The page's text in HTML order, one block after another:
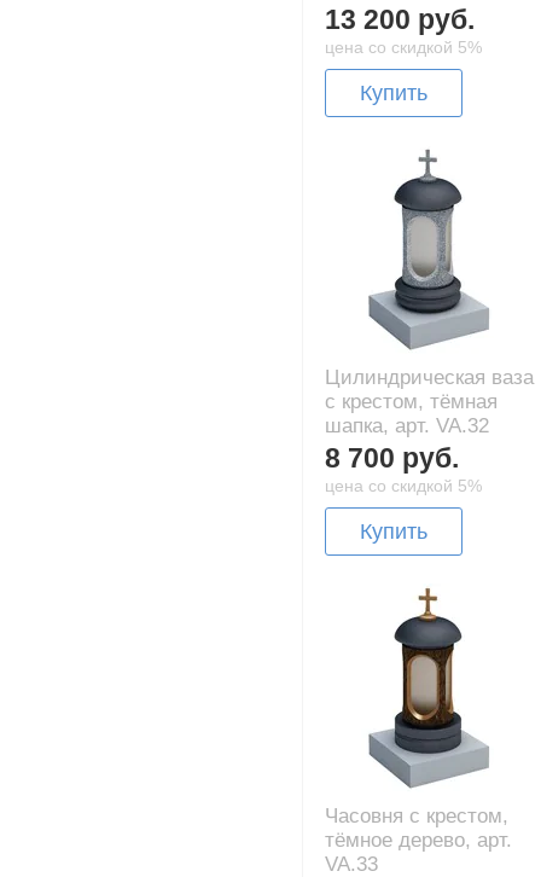
13 200 руб.
цена со скидкой 5%
Купить
Цилиндрическая ваза
с крестом, тёмная
шапка, арт. VA.32
8 700 руб.
цена со скидкой 5%
Купить
Часовня с крестом,
тёмное дерево, арт.
VA.33